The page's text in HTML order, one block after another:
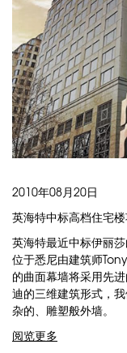
2010年08月20日
英海特中标高档住宅
英海特最近中标伊丽
位于悉尼由建筑师
的曲面幕墙将采用先
迪的三维建筑形式，
杂的、雕塑般外墙。
阅览更多